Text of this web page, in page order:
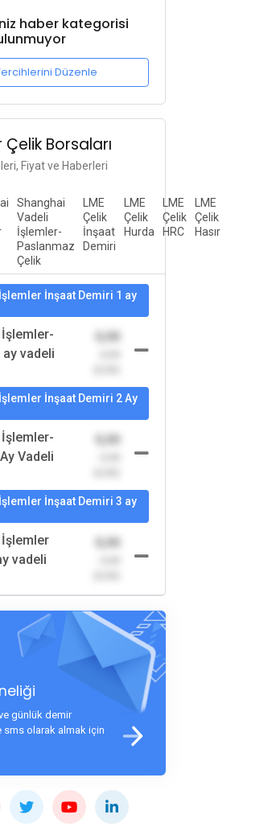
haber kategorisi
Düzenle
Borsaları
Fiyat ve Haberleri
Shanghai
Vadeli
İşlemler-
Paslanmaz
Çelik
LME
Çelik
İnşaat
Demiri
LME
Çelik
Hurda
LME
Çelik
HRC
LME
Çelik
Hasır
İnşaat Demiri 1 ay
vadeli
0,00
İnşaat Demiri 2 Ay
Vadeli
0,00
İnşaat Demiri 3 ay
vadeli
0,00
günlük demir
sms olarak almak için